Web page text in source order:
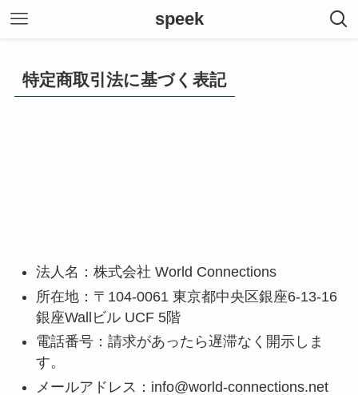
speek
特定商取引法に基づく表記
法人名：株式会社 World Connections
所在地：〒104-0061 東京都中央区銀座6-13-16
銀座Wallビル UCF 5階
電話番号：請求があったら遅滞なく開示しま
す。
メールアドレス：info@world-connections.net